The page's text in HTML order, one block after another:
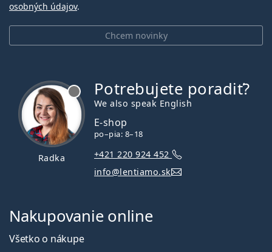
Chcem novinky
osobných údajov.
Radka
Potrebujete poradiť?
We also speak English
E-shop
po–pia: 8–18
+421 220 924 452
info@lentiamo.sk
Nakupovanie online
Všetko o nákupe